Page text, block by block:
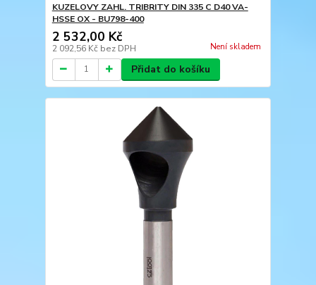
KUZELOVY ZAHL. TRIBRITY DIN 335 C D40 VA-
HSSE OX - BU798-400
2 532,00 Kč
2 092,56 Kč bez DPH Není skladem
Přidat do košíku